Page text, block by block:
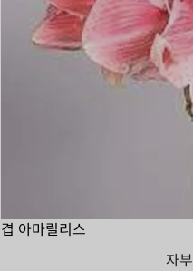
겹 아마릴리스
자